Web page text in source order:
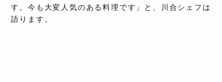
す。今も大変人気のある料理です」と、川合シェフは
語ります。